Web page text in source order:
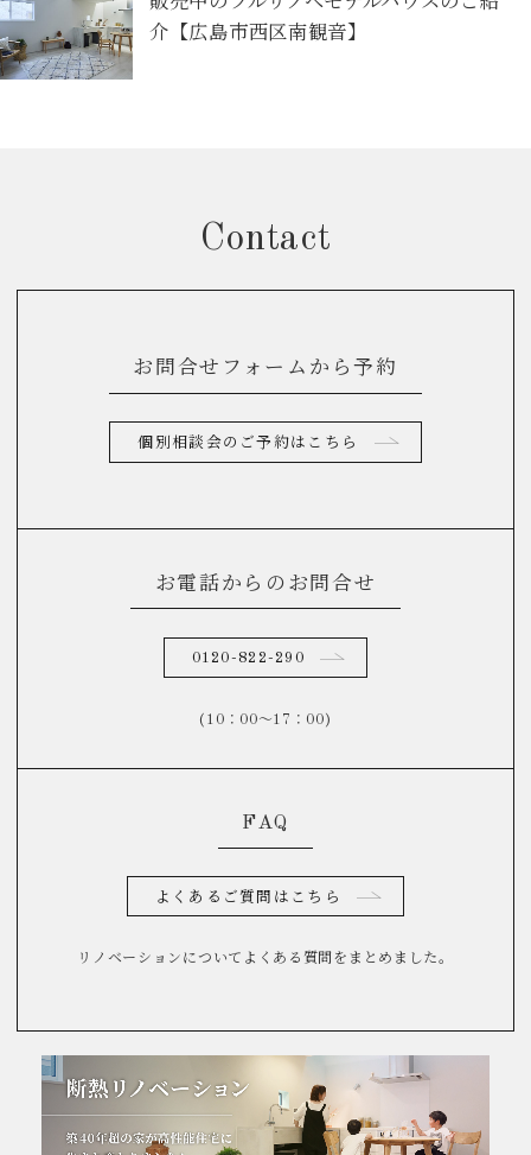
販売中のフルリノベモデルハウスのご紹
介【広島市西区南観音】
Contact
お問合せフォームから予約
個別相談会のご予約はこちら
お電話からのお問合せ
0120-822-290
(10：00～17：00)
FAQ
よくあるご質問はこちら
リノベーションについてよくある質問をまとめました。